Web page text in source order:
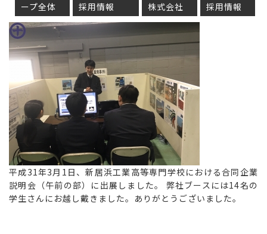
ープ全体
採用情報
株式会社
採用情報
平成31年3月1日、新居浜工業高等専門学校における合同企業
説明会（午前の部）に出展しました。 弊社ブースには14名の
学生さんにお越し戴きました。ありがとうございました。